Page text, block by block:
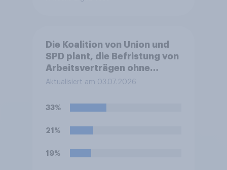
Die Koalition von Union und
SPD plant, die Befristung von
Arbeitsverträgen ohne
sachlichen Grund zu
Befristungen sollen demnach
bis zu 48 Monate und mit bis
zu sechs Verlängerungen
24 Monate und drei
Aktualisiert am 03.07.2026
33%
21%
19%